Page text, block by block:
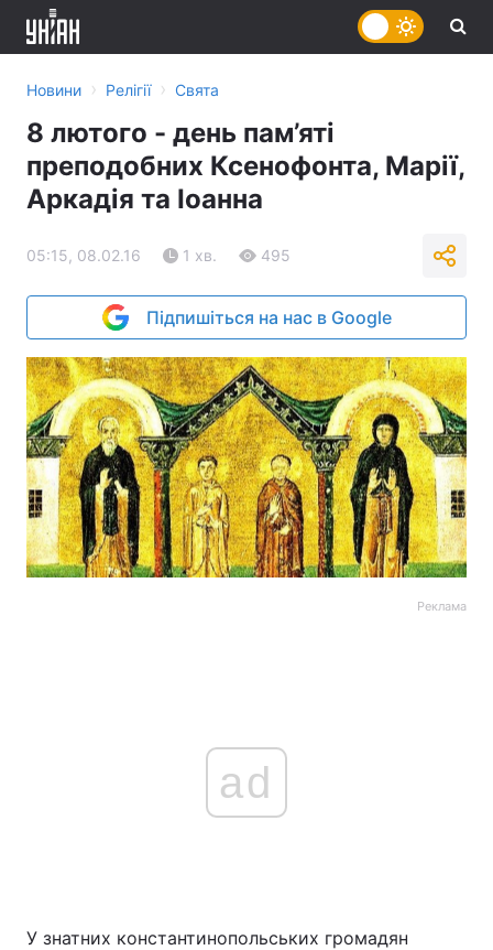
Новини › Релігії › Свята
8 лютого - день пам’яті
преподобних Ксенофонта, Марії,
Аркадія та Іоанна
05:15, 08.02.16 1 хв. 495
Підпишіться на нас в Google
Реклама
ad
У знатних константинопольських громадян